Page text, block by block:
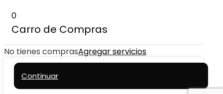
0
Carro de Compras
No tienes comprasAgregar servicios
Continuar